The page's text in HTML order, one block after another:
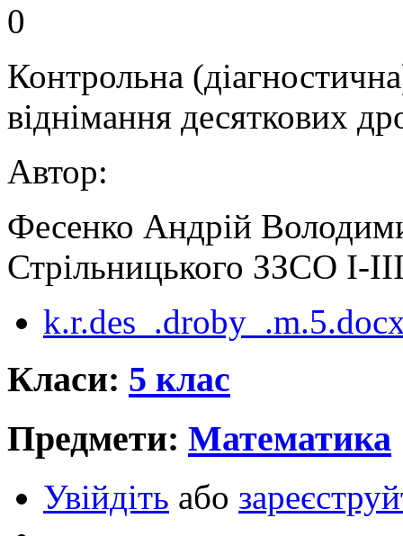
0
Контрольна
віднімання десяткових
Автор:
Фесенко Андрій
Стрільницького ЗЗСО І-
Класи: 5 клас
Предмети: Математика
Увійдіть або